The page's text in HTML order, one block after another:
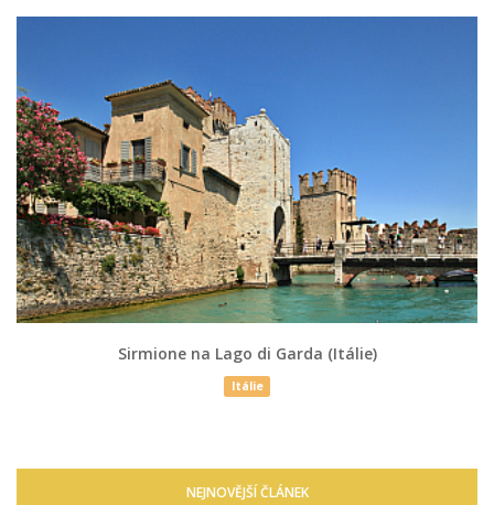
Sirmione na Lago di Garda (Itálie)
Itálie
NEJNOVĚJŠÍ ČLÁNEK